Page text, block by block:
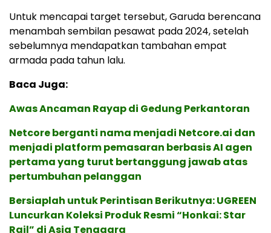
Untuk mencapai target tersebut, Garuda berencana
menambah sembilan pesawat pada 2024, setelah
sebelumnya mendapatkan tambahan empat
armada pada tahun lalu.
Baca Juga:
Awas Ancaman Rayap di Gedung Perkantoran
Netcore berganti nama menjadi Netcore.ai dan
menjadi platform pemasaran berbasis AI agen
pertama yang turut bertanggung jawab atas
pertumbuhan pelanggan
Bersiaplah untuk Perintisan Berikutnya: UGREEN
Luncurkan Koleksi Produk Resmi “Honkai: Star
Rail” di Asia Tenggara